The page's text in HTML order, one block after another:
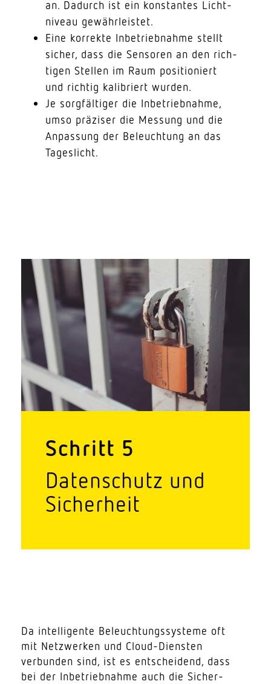
an. Dadurch ist ein konstantes Licht­
niveau gewährleistet.
Eine korrekte Inbe­trieb­nahme stellt
sicher, dass die Sensoren an den rich­
tigen Stellen im Raum posi­tio­niert
und richtig kali­briert wurden.
Je sorg­fäl­tiger die Inbe­trieb­nahme,
umso präziser die Messung und die
Anpassung der Beleuchtung an das
Tageslicht.
Schritt 5
Daten­schutz und
Sicherheit
Da intel­li­gente Beleuch­tungs­systeme oft
mit Netz­werken und Cloud-Diensten
verbunden sind, ist es entscheidend, dass
bei der Inbe­trieb­nahme auch die Sicher­